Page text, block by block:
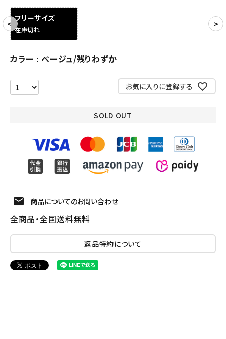
CONTENTS
ACCOUNT MENU
フリーサイズ
在庫切れ
カラー ベージュ/残りわずか
お気に入りに登録する
SOLD OUT
商品についてのお問い合わせ
全商品・全国送料無料
返品特約について